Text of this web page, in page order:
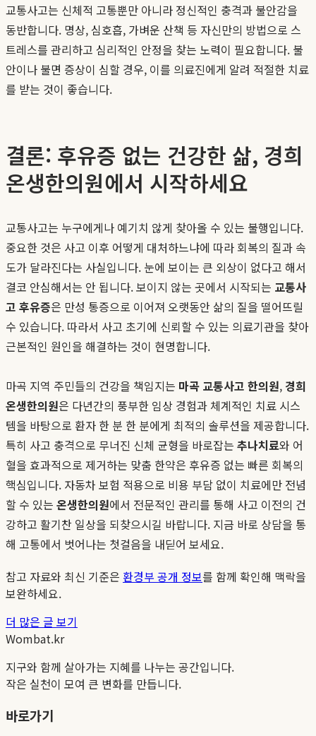
교통사고는 신체적 고통뿐만 아니라 정신적인 충격과 불안감을
동반합니다. 명상, 심호흡, 가벼운 산책 등 자신만의 방법으로 스
트레스를 관리하고 심리적인 안정을 찾는 노력이 필요합니다. 불
안이나 불면 증상이 심할 경우, 이를 의료진에게 알려 적절한 치료
를 받는 것이 좋습니다.
결론: 후유증 없는 건강한 삶, 경희
온생한의원에서 시작하세요
교통사고는 누구에게나 예기치 않게 찾아올 수 있는 불행입니다.
중요한 것은 사고 이후 어떻게 대처하느냐에 따라 회복의 질과 속
도가 달라진다는 사실입니다. 눈에 보이는 큰 외상이 없다고 해서
결코 안심해서는 안 됩니다. 보이지 않는 곳에서 시작되는 교통사
고 후유증은 만성 통증으로 이어져 오랫동안 삶의 질을 떨어뜨릴
수 있습니다. 따라서 사고 초기에 신뢰할 수 있는 의료기관을 찾아
근본적인 원인을 해결하는 것이 현명합니다.
마곡 지역 주민들의 건강을 책임지는 마곡 교통사고 한의원, 경희
온생한의원은 다년간의 풍부한 임상 경험과 체계적인 치료 시스
템을 바탕으로 환자 한 분 한 분에게 최적의 솔루션을 제공합니다.
특히 사고 충격으로 무너진 신체 균형을 바로잡는 추나치료와 어
혈을 효과적으로 제거하는 맞춤 한약은 후유증 없는 빠른 회복의
핵심입니다. 자동차 보험 적용으로 비용 부담 없이 치료에만 전념
할 수 있는 온생한의원에서 전문적인 관리를 통해 사고 이전의 건
강하고 활기찬 일상을 되찾으시길 바랍니다. 지금 바로 상담을 통
해 고통에서 벗어나는 첫걸음을 내딛어 보세요.
참고 자료와 최신 기준은 환경부 공개 정보를 함께 확인해 맥락을
보완하세요.
더 많은 글 보기
Wombat.kr
지구와 함께 살아가는 지혜를 나누는 공간입니다.
작은 실천이 모여 큰 변화를 만듭니다.
바로가기